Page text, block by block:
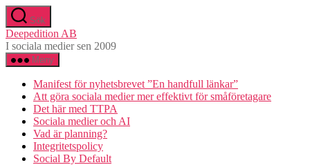
Hoppa
till
innehåll
Sök
Deepedition AB
I sociala medier sen 2009
Meny
Manifest för nyhetsbrevet ”En handfull länkar”
Att göra sociala medier mer effektivt för småföretagare
Det här med TTPA
Sociala medier och AI
Vad är planning?
Integritetspolicy
Social By Default